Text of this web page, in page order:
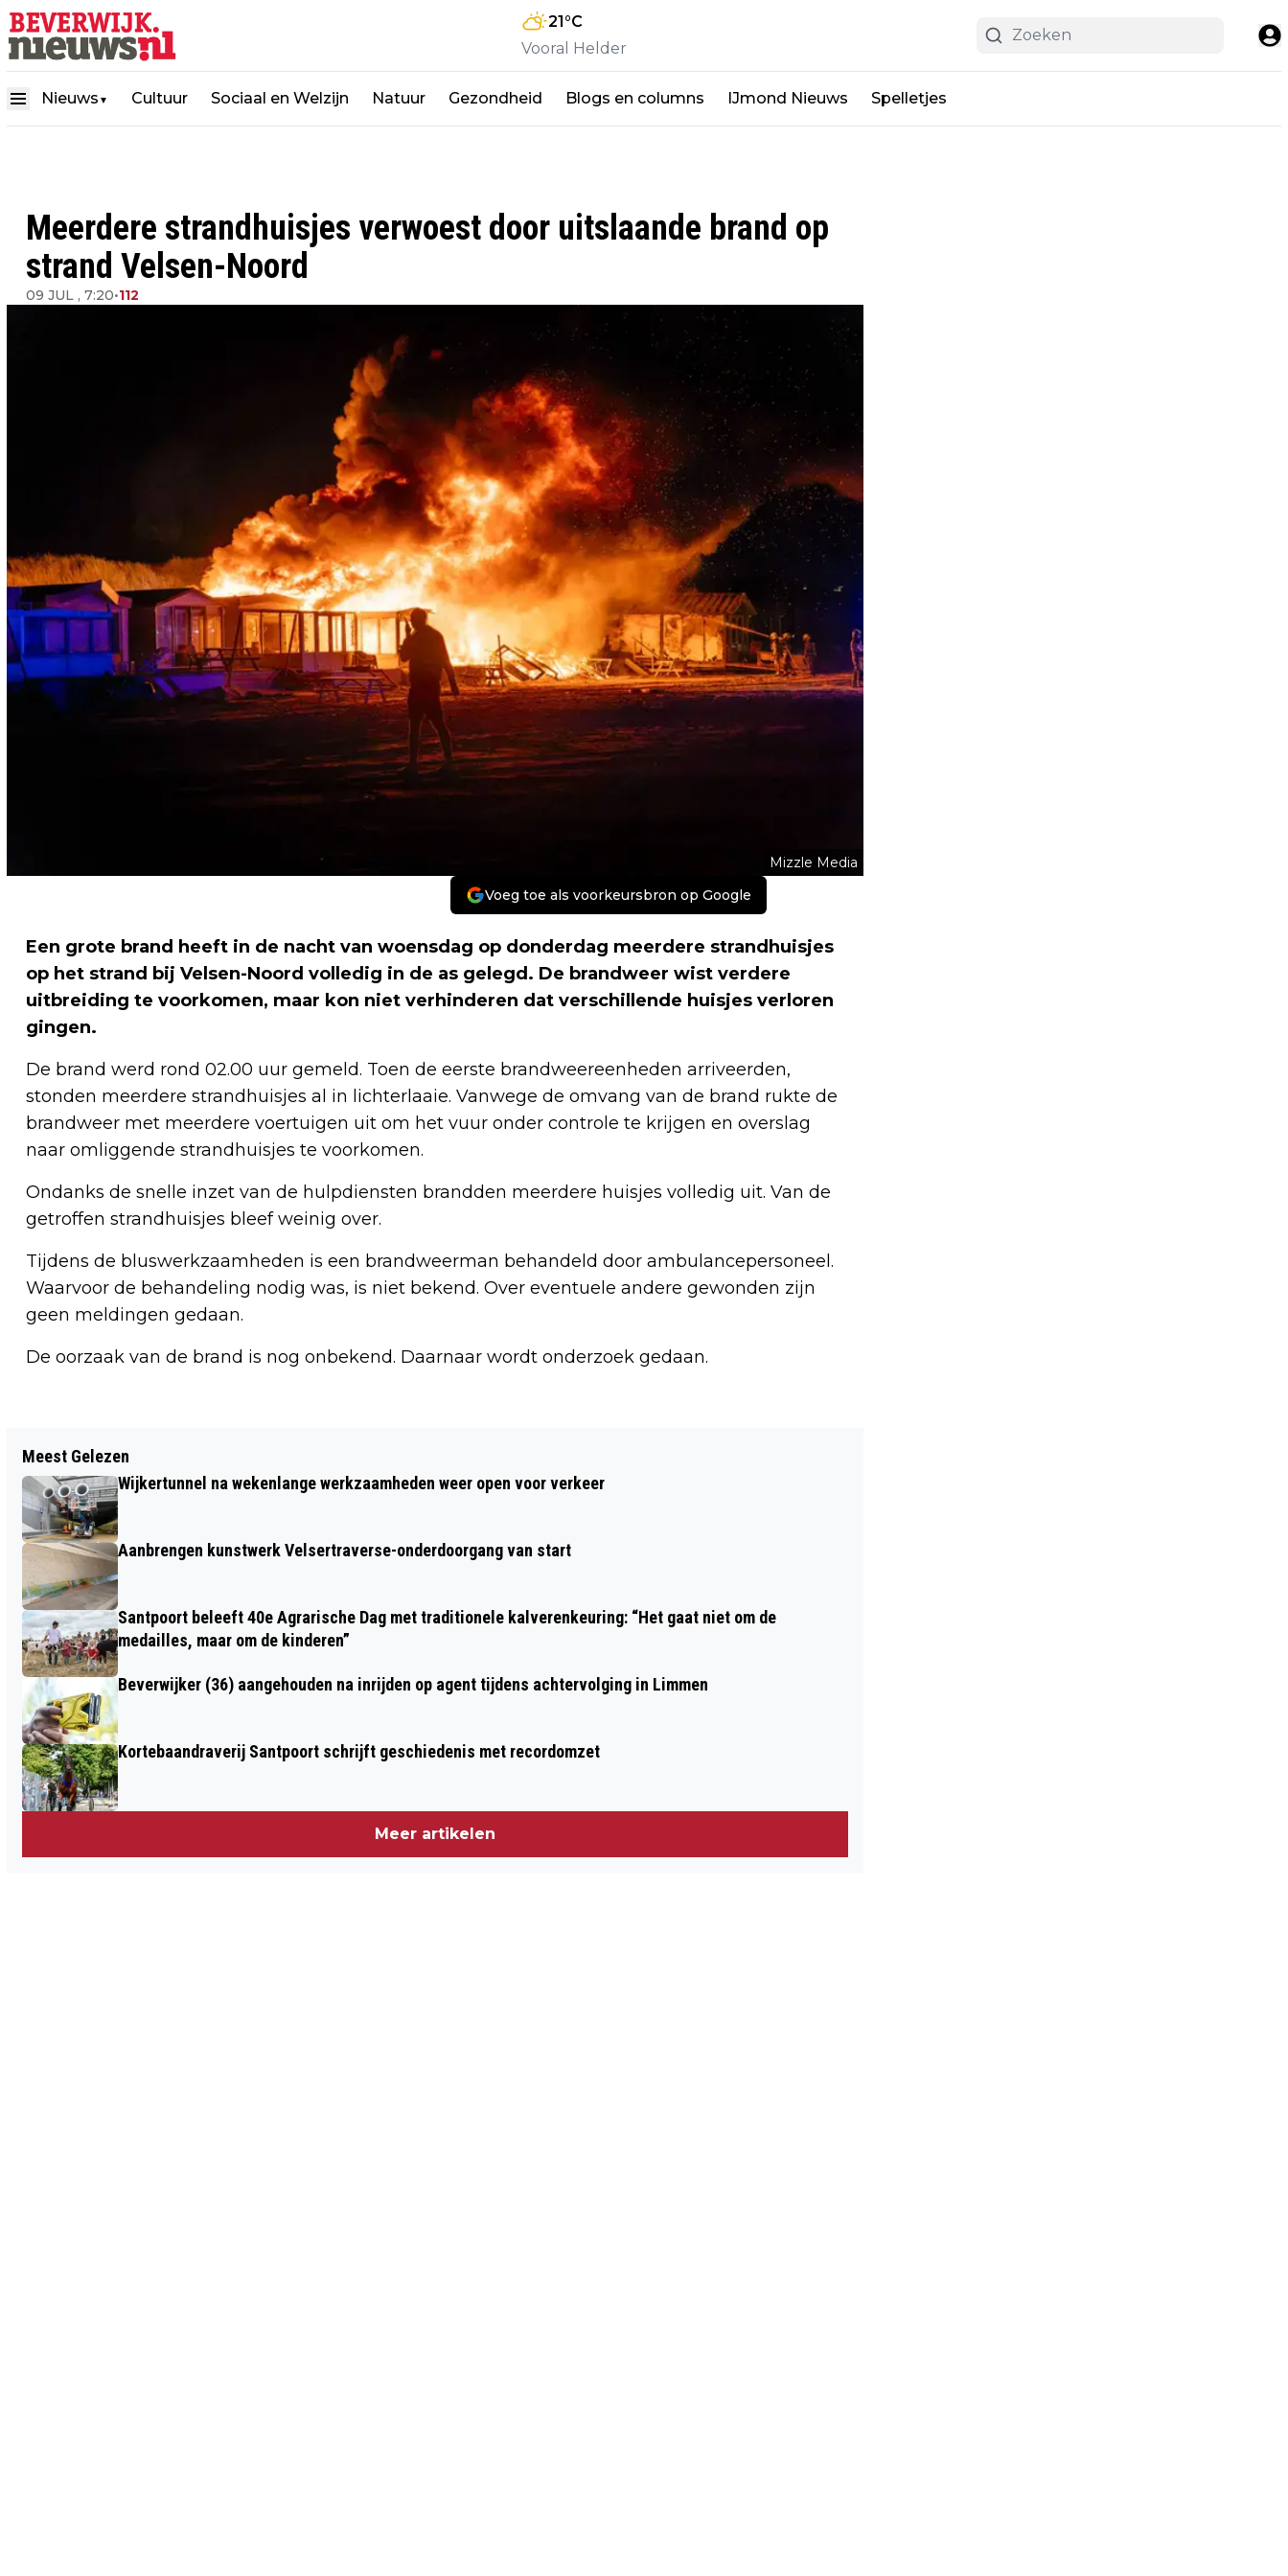
21°C
Vooral Helder
Nieuws ▼ Cultuur Sociaal en Welzijn Natuur Gezondheid Blogs en columns IJmond Nieuws Spelletjes
Meerdere strandhuisjes verwoest door uitslaande brand op
strand Velsen-Noord
09 JUL , 7:20•112
Mizzle Media
Voeg toe als voorkeursbron op Google
Een grote brand heeft in de nacht van woensdag op donderdag meerdere strandhuisjes
op het strand bij Velsen-Noord volledig in de as gelegd. De brandweer wist verdere
uitbreiding te voorkomen, maar kon niet verhinderen dat verschillende huisjes verloren
gingen.
De brand werd rond 02.00 uur gemeld. Toen de eerste brandweereenheden arriveerden,
stonden meerdere strandhuisjes al in lichterlaaie. Vanwege de omvang van de brand rukte de
brandweer met meerdere voertuigen uit om het vuur onder controle te krijgen en overslag
naar omliggende strandhuisjes te voorkomen.
Ondanks de snelle inzet van de hulpdiensten brandden meerdere huisjes volledig uit. Van de
getroffen strandhuisjes bleef weinig over.
Tijdens de bluswerkzaamheden is een brandweerman behandeld door ambulancepersoneel.
Waarvoor de behandeling nodig was, is niet bekend. Over eventuele andere gewonden zijn
geen meldingen gedaan.
De oorzaak van de brand is nog onbekend. Daarnaar wordt onderzoek gedaan.
STUDENTEN FOODSERVICE NOVA
COLLEGE HAARLEMMERMEER BEHALEN
EXTRA BRANCHE-CERTIFICAAT
SOCIALE HYGIËNE
WEGENS VERVANGING
Meest Gelezen
Wijkertunnel na wekenlange werkzaamheden weer open voor verkeer
Aanbrengen kunstwerk Velsertraverse-onderdoorgang van start
Santpoort beleeft 40e Agrarische Dag met traditionele kalverenkeuring: “Het gaat niet om de
medailles, maar om de kinderen”
Beverwijker (36) aangehouden na inrijden op agent tijdens achtervolging in Limmen
Kortebaandraverij Santpoort schrijft geschiedenis met recordomzet
Meer artikelen